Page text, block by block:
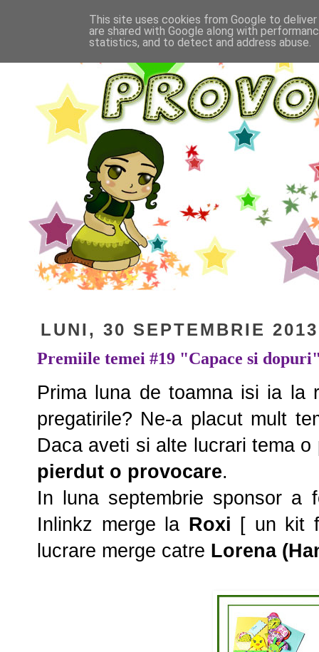
LUNI, 30 SEPTEMBRIE 2013
Premiile temei #19 "Capace si
Prima luna de toamna isi ia la
pregatirile? Ne-a placut mult
Daca aveti si alte lucrari tema
pierdut o provocare.
In luna septembrie sponsor a
Inlinkz merge la Roxi [ un kit
lucrare merge catre Lorena
This site uses cookies from Google to
are shared with Google along with
statistics, and to detect and address abuse.